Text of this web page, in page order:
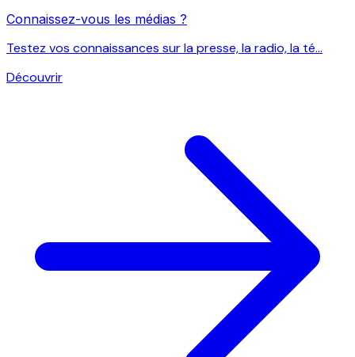
Connaissez-vous les médias ?
Testez vos connaissances sur la presse, la radio, la té...
Découvrir